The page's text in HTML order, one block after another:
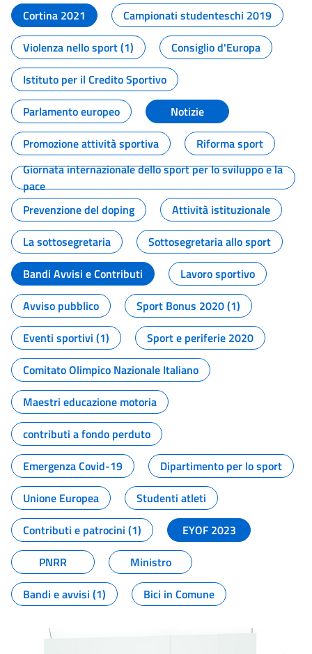
Cortina 2021
Campionati studenteschi 2019
Violenza nello sport (1)
Consiglio d'Europa
Istituto per il Credito Sportivo
Parlamento europeo
Notizie
Promozione attività sportiva
Riforma sport
Giornata internazionale dello sport per lo sviluppo e la
pace
Prevenzione del doping
Attività istituzionale
La sottosegretaria
Sottosegretaria allo sport
Bandi Avvisi e Contributi
Lavoro sportivo
Avviso pubblico
Sport Bonus 2020 (1)
Eventi sportivi (1)
Sport e periferie 2020
Comitato Olimpico Nazionale Italiano
Maestri educazione motoria
contributi a fondo perduto
Emergenza Covid-19
Dipartimento per lo sport
Unione Europea
Studenti atleti
Contributi e patrocini (1)
EYOF 2023
PNRR
Ministro
Bandi e avvisi (1)
Bici in Comune